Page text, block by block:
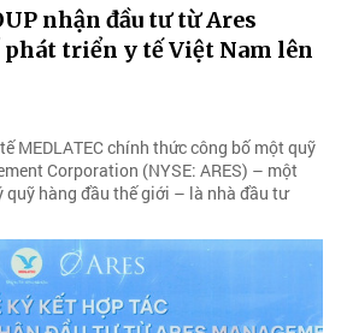
nhận đầu tư từ Ares
triển y tế Việt Nam lên
MEDLATEC chính thức công bố một quỹ
Corporation (NYSE: ARES) – một
hàng đầu thế giới – là nhà đầu tư